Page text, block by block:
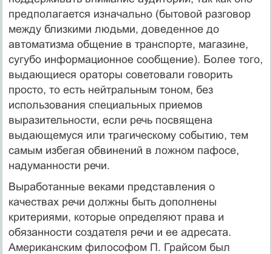
предполагается изначально (бытовой разговор
между близкими людьми, доведенное до
автоматизма общение в транспорте, магазине,
сугубо информационное сообщение). Более того,
выдающиеся ораторы советовали говорить
просто, то есть нейтральным тоном, без
использования специальных приемов
выразительности, если речь посвящена
выдающемуся или трагическому событию, тем
самым избегая обвинений в ложном пафосе,
надуманности речи.
Выработанные веками представления о
качествах речи должны быть дополнены
критериями, которые определяют права и
обязанности создателя речи и ее адресата.
Американским философом П. Грайсом был